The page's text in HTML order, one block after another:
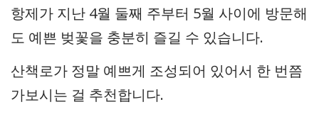
항제가 지난 4월 둘째 주부터 5월 사이에 방문해
도 예쁜 벚꽃을 충분히 즐길 수 있습니다.
산책로가 정말 예쁘게 조성되어 있어서 한 번쯤
가보시는 걸 추천합니다.